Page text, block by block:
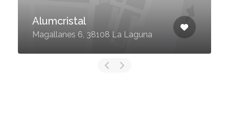
Alumcristal
Magallanes 6, 38108 La Laguna